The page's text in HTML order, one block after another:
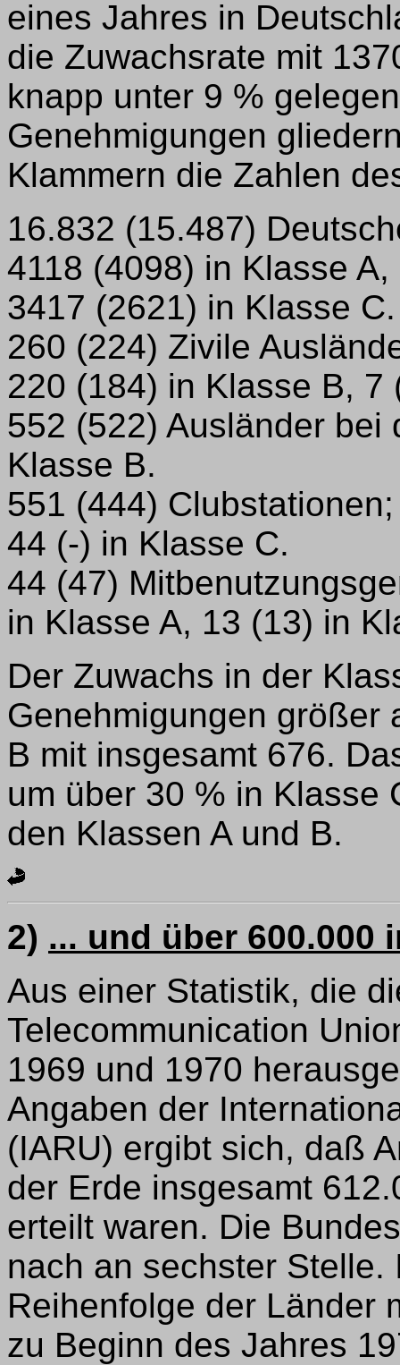
eines Jahres in
die Zuwachsrate mit
knapp unter 9 %
Genehmigungen
Klammern die Zahlen
16.832 (15.487)
4118 (4098) in Klasse
3417 (2621) in Klasse C.
260 (224) Zivile
220 (184) in Klasse B, 7
552 (522) Ausländer bei
Klasse B.
551 (444)
44 (-) in Klasse C.
44 (47)
in Klasse A, 13 (13) in
Der Zuwachs in der
Genehmigungen größer
B mit insgesamt 676.
um über 30 % in Klasse
den Klassen A und B.
2) ... und über 600.000
Aus einer Statistik, die
Telecommunication
1969 und 1970
Angaben der
(IARU) ergibt sich, daß
der Erde insgesamt
erteilt waren. Die
nach an sechster
Reihenfolge der Länder
zu Beginn des Jahres